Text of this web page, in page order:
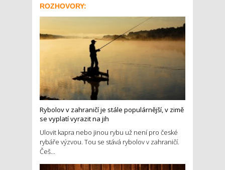
ROZHOVORY:
Rybolov v zahraničí je stále populárnější, v zimě
se vyplatí vyrazit na jih
Ulovit kapra nebo jinou rybu už není pro české
rybáře výzvou. Tou se stává rybolov v zahraničí.
Češ...